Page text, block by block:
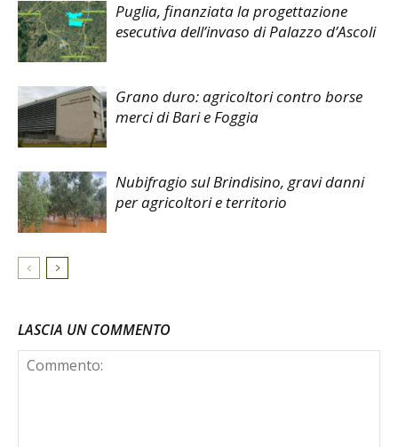
Puglia, finanziata la progettazione
esecutiva dell’invaso di Palazzo d’Ascoli
Grano duro: agricoltori contro borse
merci di Bari e Foggia
Nubifragio sul Brindisino, gravi danni
per agricoltori e territorio
LASCIA UN COMMENTO